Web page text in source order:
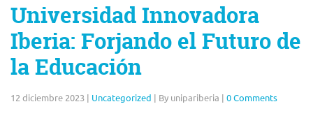
Universidad Innovadora
Iberia: Forjando el Futuro de
la Educación
12 diciembre 2023 | Uncategorized | By unipariberia | 0 Comments